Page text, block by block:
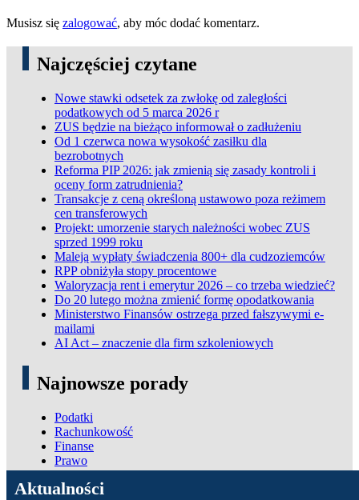
Musisz się zalogować, aby móc dodać komentarz.
Najczęściej czytane
Nowe stawki odsetek za zwłokę od zaległości
podatkowych od 5 marca 2026 r
ZUS będzie na bieżąco informował o zadłużeniu
Od 1 czerwca nowa wysokość zasiłku dla
bezrobotnych
Reforma PIP 2026: jak zmienią się zasady kontroli i
oceny form zatrudnienia?
Transakcje z ceną określoną ustawowo poza reżimem
cen transferowych
Projekt: umorzenie starych należności wobec ZUS
sprzed 1999 roku
Maleją wypłaty świadczenia 800+ dla cudzoziemców
RPP obniżyła stopy procentowe
Waloryzacja rent i emerytur 2026 – co trzeba wiedzieć?
Do 20 lutego można zmienić formę opodatkowania
Ministerstwo Finansów ostrzega przed fałszywymi e-
mailami
AI Act – znaczenie dla firm szkoleniowych
Najnowsze porady
Podatki
Rachunkowość
Finanse
Prawo
ADN Podatki
Aktualności